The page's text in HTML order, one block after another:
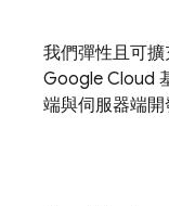
我們彈性且可
Google Cloud
端與伺服器端開